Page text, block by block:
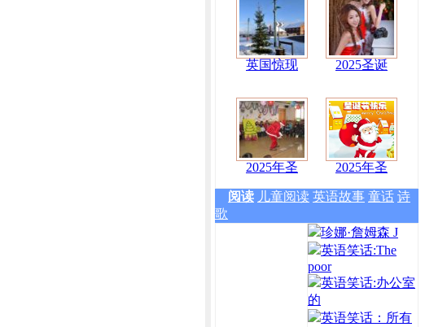
英国惊现 2025圣诞
2025年圣 2025年圣
阅读 儿童阅读 英语故事 童话 诗
歌
珍娜·詹姆森 J
英语笑话:The
poor
英语笑话:办公室
的
英语笑话：所有